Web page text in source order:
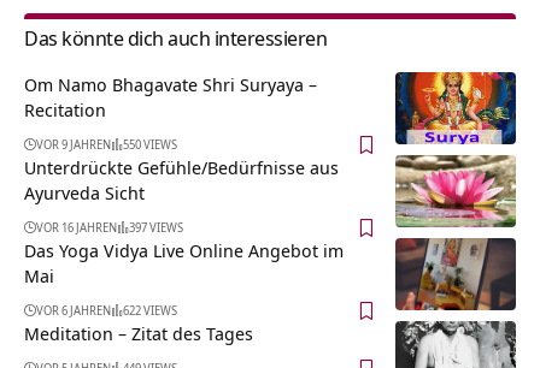
Das könnte dich auch interessieren
Om Namo Bhagavate Shri Suryaya –
Recitation
VOR 9 JAHREN 550 VIEWS
Unterdrückte Gefühle/Bedürfnisse aus
Ayurveda Sicht
VOR 16 JAHREN 397 VIEWS
Das Yoga Vidya Live Online Angebot im
Mai
VOR 6 JAHREN 622 VIEWS
Meditation – Zitat des Tages